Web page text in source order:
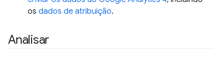
os dados de atribuição.
Analisar